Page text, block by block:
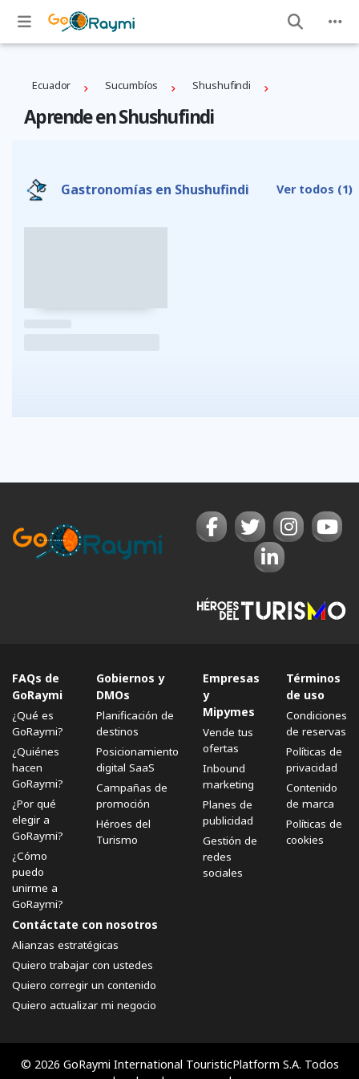
Ecuador Sucumbíos Shushufindi
Aprende en Shushufindi
Gastronomías en Shushufindi Ver todos (1)
FAQs de
GoRaymi
¿Qué es
GoRaymi?
¿Quiénes
hacen
GoRaymi?
¿Por qué
elegir a
GoRaymi?
¿Cómo
puedo
unirme a
GoRaymi?
Gobiernos y
DMOs
Planificación de
destinos
Posicionamiento
digital SaaS
Campañas de
promoción
Héroes del
Turismo
Empresas
y
Mipymes
Vende tus
ofertas
Inbound
marketing
Planes de
publicidad
Gestión de
redes
sociales
Términos
de uso
Condiciones
de reservas
Políticas de
privacidad
Contenido
de marca
Políticas de
cookies
Contáctate con nosotros
Alianzas estratégicas
Quiero trabajar con ustedes
Quiero corregir un contenido
Quiero actualizar mi negocio
© 2026 GoRaymi International TouristicPlatform S.A. Todos